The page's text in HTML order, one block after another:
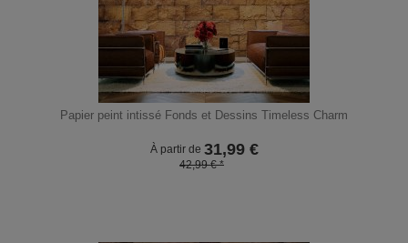
Papier peint intissé Fonds et Dessins Timeless Charm
À partir de 31,99€
42,99 € *